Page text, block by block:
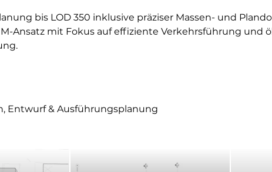
bis LOD 350 inklusive präziser Massen- und
Ansatz mit Fokus auf effiziente Verkehrsführung und
Entwurf & Ausführungsplanung